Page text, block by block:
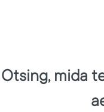
Otsing, mida